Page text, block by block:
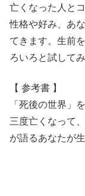
亡くなった人と
性格や好み、あ
てきます。生前
ろいろと試して
【 参考書 】
「死後の世界」
三度亡くなって
が語るあなたが